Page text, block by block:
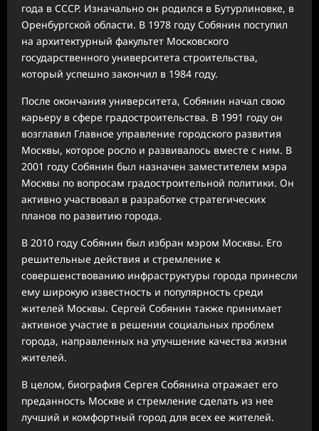
года в СССР. Изначально он родился в Бутурлиновке, в
Оренбургской области. В 1978 году Собянин поступил
на архитектурный факультет Московского
государственного университета строительства,
который успешно закончил в 1984 году.
После окончания университета, Собянин начал свою
карьеру в сфере градостроительства. В 1991 году он
возглавил Главное управление городского развития
Москвы, которое росло и развивалось вместе с ним. В
2001 году Собянин был назначен заместителем мэра
Москвы по вопросам градостроительной политики. Он
активно участвовал в разработке стратегических
планов по развитию города.
В 2010 году Собянин был избран мэром Москвы. Его
решительные действия и стремление к
совершенствованию инфраструктуры города принесли
ему широкую известность и популярность среди
жителей Москвы. Сергей Собянин также принимает
активное участие в решении социальных проблем
города, направленных на улучшение качества жизни
жителей.
В целом, биография Сергея Собянина отражает его
преданность Москве и стремление сделать из нее
лучший и комфортный город для всех ее жителей.